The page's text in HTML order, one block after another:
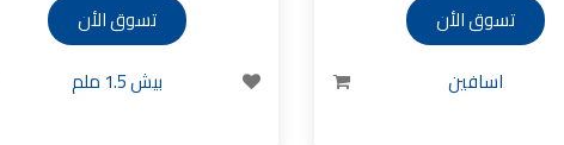
تسوق الأن
اسافين
تسوق الأن
بيش 1.5 ملم